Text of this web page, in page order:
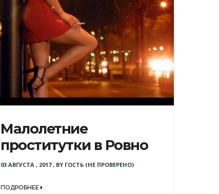
Малолетние
проститутки в Ровно
03 АВГУСТА , 2017, BY ГОСТЬ (НЕ ПРОВЕРЕНО)
ПОДРОБНЕЕ